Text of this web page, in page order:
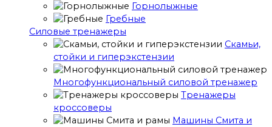
Горнолыжные
Гребные
Cиловые тренажеры
Скамьи,
стойки и гиперэкстензии
Многофункциональный силовой тренажер
Тренажеры
кроссоверы
Машины Смита и